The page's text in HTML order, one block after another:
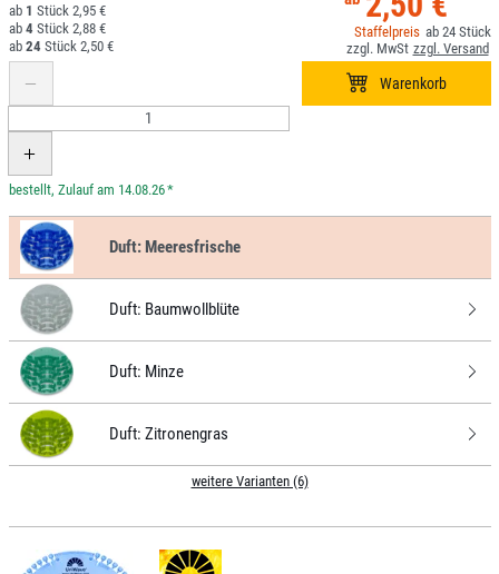
24
1
2,95 €
4
2,88 €
24
2,50 €
*
Duft:Meeresfrische
Duft: Baumwollblüte
Duft: Minze
Duft: Zitronengras
weitere Varianten (6)